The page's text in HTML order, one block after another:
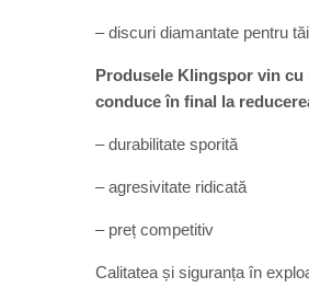
– discuri diamantate pentru
Produsele Klingspor vin cu
conduce în final la
– durabilitate sporită
– agresivitate ridicată
– preț competitiv
Calitatea și siguranța în